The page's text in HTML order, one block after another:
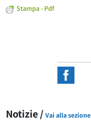
Stampa - Pdf
Notizie / Vai alla sezione